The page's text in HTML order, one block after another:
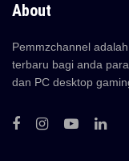
About
Pemmzchannel
terbaru bagi anda
dan PC desktop